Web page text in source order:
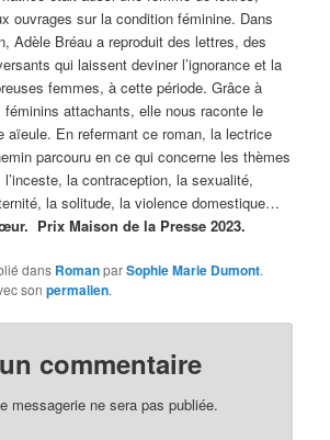
ouvrages sur la condition féminine. Dans
Adèle Bréau a reproduit des lettres, des
qui laissent deviner l’ignorance et la
femmes, à cette période. Grâce à
féminins attachants, elle nous raconte le
aïeule. En refermant ce roman, la lectrice
parcouru en ce qui concerne les thèmes
la contraception, la sexualité,
la solitude, la violence domestique…
Prix Maison de la Presse 2023.
dans RomanparSophie Marie Dumont.
sonpermalien.
commentaire
messagerie ne sera pas publiée.